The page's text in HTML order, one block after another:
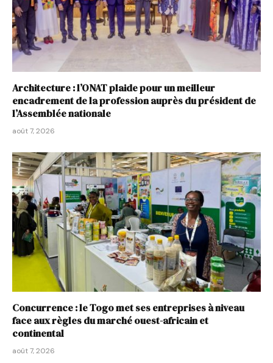
Architecture : l’ONAT plaide pour un meilleur
encadrement de la profession auprès du président de
l’Assemblée nationale
août 7, 2026
Concurrence : le Togo met ses entreprises à niveau
face aux règles du marché ouest-africain et
continental
août 7, 2026